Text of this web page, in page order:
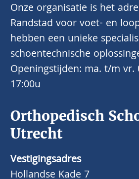
Orthopedisch
Utrecht
Vestigingsadres
Onze organisatie is het
Randstad voor voet- en
hebben een unieke
schoentechnische
Openingstijden: ma. t/m vr.
17:00u